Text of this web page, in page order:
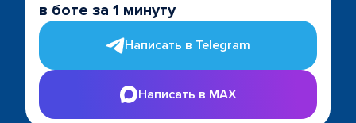
в боте за 1 минуту
Написать в Telegram
Написать в MAX